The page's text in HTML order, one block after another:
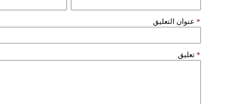
عنوان التعليق *
تعليق *